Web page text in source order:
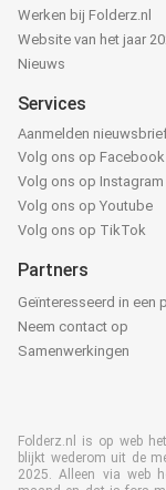
Werken bij Folderz.nl
Website van het jaar
Nieuws
Services
Aanmelden
Volg ons op Facebook
Volg ons op Instagram
Volg ons op Youtube
Volg ons op TikTok
Partners
Geïnteresseerd in een
Neem contact op
Samenwerkingen
Folderz.nl is op web
blijkt wederom uit de
2025. Alleen via web